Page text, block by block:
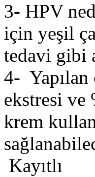
3- HPV
için yeşil
tedavi gibi
4- Yapılan
ekstresi ve
krem
Kayıtlı